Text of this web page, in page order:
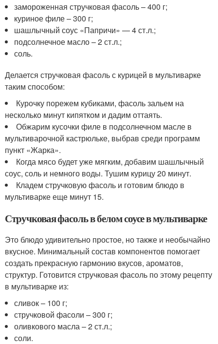
замороженная стручковая фасоль – 400 г;
куриное филе – 300 г;
шашлычный соус «Папричи» — 4 ст.л.;
подсолнечное масло – 2 ст.л.;
соль.
Делается стручковая фасоль с курицей в мультиварке
таким способом:
Курочку порежем кубиками, фасоль зальем на
несколько минут кипятком и дадим оттаять.
Обжарим кусочки филе в подсолнечном масле в
мультиварочной кастрюльке, выбрав среди программ
пункт «Жарка».
Когда мясо будет уже мягким, добавим шашлычный
соус, соль и немного воды. Тушим курицу 20 минут.
Кладем стручковую фасоль и готовим блюдо в
мультиварке еще минут 15.
Стручковая фасоль в белом соусе в мультиварке
Это блюдо удивительно простое, но также и необычайно
вкусное. Минимальный состав компонентов помогает
создать прекрасную гармонию вкусов, ароматов,
структур. Готовится стручковая фасоль по этому рецепту
в мультиварке из:
сливок – 100 г;
стручковой фасоли – 300 г;
оливкового масла – 2 ст.л.;
соли.